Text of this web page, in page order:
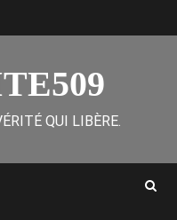
QUI LIBÈRE.